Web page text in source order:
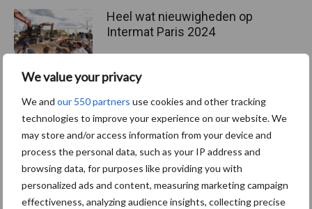
We value your privacy
We and our 550 partners use cookies and other tracking
technologies to improve your experience on our website. We
may store and/or access information from your device and
process the personal data, such as your IP address and
browsing data, for purposes like providing you with
personalized ads and content, measuring marketing campaign
effectiveness, analyzing audience insights, collecting precise
Heel wat nieuwigheden op
Intermat Paris 2024
SMT Belgium pakt groots
uit op Matexpo
Meer lezen?